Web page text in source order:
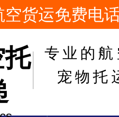
空货运免费电
专业的
宠物托